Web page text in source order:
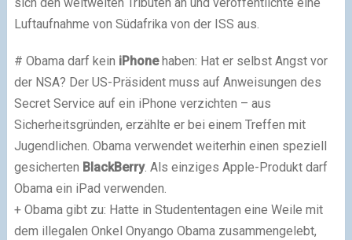
Luftaufnahme von Südafrika von der ISS aus.
# Obama darf kein iPhonehaben: Hat er selbst Angst vor
der NSA? Der US-Präsident muss auf Anweisungen des
Secret Service auf ein iPhone verzichten – aus
Sicherheitsgründen, erzählte er bei einem Treffen mit
Jugendlichen. Obama verwendet weiterhin einen speziell
gesicherten BlackBerry. Als einziges Apple-Produkt darf
Obama ein iPad verwenden.
+ Obama gibt zu: Hatte in Studententagen eine Weile mit
dem illegalen Onkel Onyango Obama zusammengelebt,